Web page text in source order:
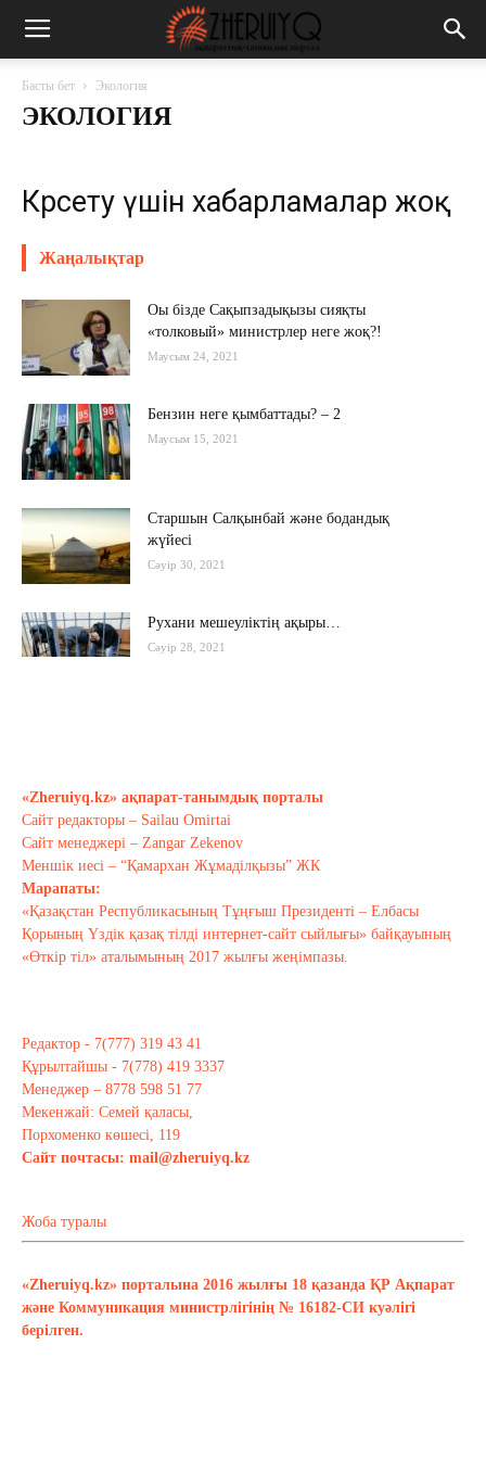
Басты бет Экология
ЭКОЛОГИЯ
Көрсету үшін хабарламалар жоқ
Жаңалықтар
Оы бізде Сақыпзадықызы сияқты
«толковый» министрлер неге жоқ?!
Маусым 24, 2021
Бензин неге қымбаттады? – 2
Маусым 15, 2021
Старшын Салқынбай және бодандық
жүйесі
Сәуір 30, 2021
Рухани мешеуліктің ақыры…
Сәуір 28, 2021
Тағы оқу
«Zheruiyq.kz» ақпарат-танымдық порталы
Сайт редакторы – Sailau Omirtai
Сайт менеджері – Zangar Zekenov
Меншік иесі – “Қамархан Жұмаділқызы” ЖК
Марапаты:
«Қазақстан Республикасының Тұңғыш Президенті – Елбасы
Қорының Үздік қазақ тілді интернет-сайт сыйлығы» байқауының
«Өткір тіл» аталымының 2017 жылғы жеңімпазы.
Редактор - 7(777) 319 43 41
Құрылтайшы - 7(778) 419 3337
Менеджер – 8778 598 51 77
Мекенжай: Семей қаласы,
Порхоменко көшесі, 119
Сайт почтасы: mail@zheruiyq.kz
Жоба туралы
«Zheruiyq.kz» порталына 2016 жылғы 18 қазанда ҚР Ақпарат
және Коммуникация министрлігінің № 16182-СИ куәлігі
берілген.